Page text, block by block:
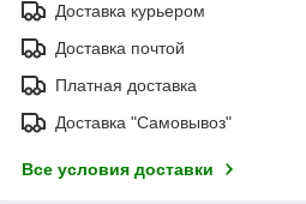
Доставка курьером
Доставка почтой
Платная доставка
Доставка "Самовывоз"
Все условия доставки